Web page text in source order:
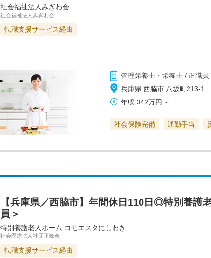
社会福祉法人みぎわ会
社会福祉法人みぎわ会
転職支援サービス経由
管理栄養士・栄養士 / 正職員
兵庫県 西脇市 八坂町213-1
年収 342万円 ～
社会保険完備 通勤手当
【兵庫県／西脇市】年間休日110日◎特別養護
員＞
特別養護老人ホーム コモエスタにしわき
社会医療法人社団正峰会
転職支援サービス経由